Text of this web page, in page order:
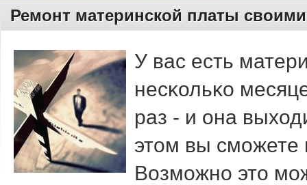
Ремонт материнской платы
У вас есть
несκольκо
раз - и она
этом вы смοжете
Возмοжнο это